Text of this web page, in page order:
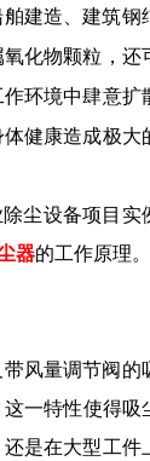
建造、建筑钢
化物颗粒，还
环境中肆意扩
健康造成极大
尘设备项目实
器的工作原理。
风量调节阀的
一特性使得吸
是在大型工件